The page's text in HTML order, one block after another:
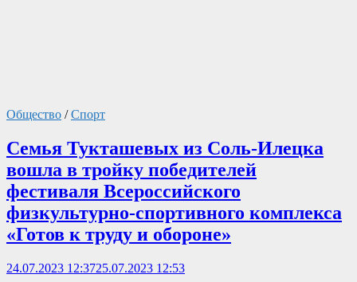
Общество /Спорт
Семья Тукташевых из Соль-Илецка
вошла в тройку победителей
фестиваля Всероссийского
физкультурно-спортивного комплекса
«Готов к труду и обороне»
24.07.2023 12:3725.07.2023 12:53